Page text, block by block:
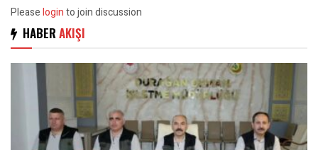
Pleaseloginto join discussion
HABER AKIŞI